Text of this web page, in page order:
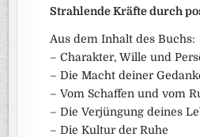
Strahlende Kräfte durch
Aus dem Inhalt des Buchs:
– Charakter, Wille und
– Die Macht deiner
– Vom Schaffen und vom
– Die Verjüngung deines
– Die Kultur der Ruhe